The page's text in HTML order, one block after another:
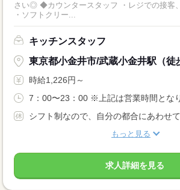
さい◎ ◆カウンタースタッフ ・レジでの接客、注文 ・ドリンク作り
・ソフトクリー...
キッチンスタッフ
東京都小金井市/武蔵小金井駅（徒
時給1,226円～
7：00〜23：00 ※上記は営業時間とな
シフト制なので、自分の都合にあわせ
もっと見る
求人詳細を見る